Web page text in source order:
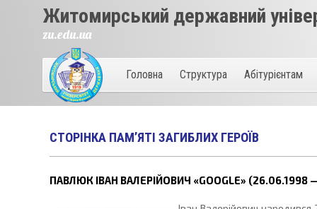
Житомирський державний
zu.edu.ua
Головна Структура Абітурієнтам
СТОРІНКА ПАМ’ЯТІ ЗАГИБЛИХ ГЕРОЇВ
ПАВЛЮК ІВАН ВАЛЕРІЙОВИЧ «GOOGLE» (26.06.1998